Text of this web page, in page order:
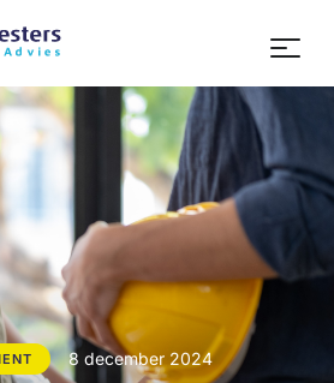
8 december 2024